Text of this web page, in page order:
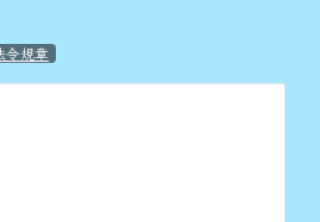
令規章